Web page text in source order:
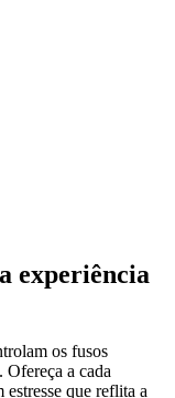
experiência
os fusos
Ofereça a cada
que reflita a